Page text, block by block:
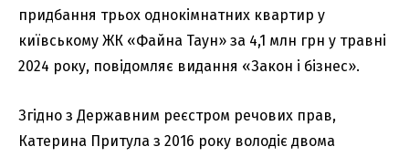
придбання трьох однокімнатних квартир у
київському ЖК «Файна Таун» за 4,1 млн грн у травні
2024 року, повідомляє видання «Закон і бізнес».
Згідно з Державним реєстром речових прав,
Катерина Притула з 2016 року володіє двома